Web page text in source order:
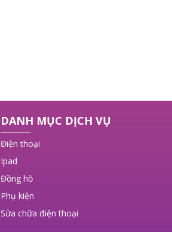
DANH MỤC DỊCH VỤ
Điện thoại
Ipad
Đồng hồ
Phụ kiện
Sửa chữa điện thoại